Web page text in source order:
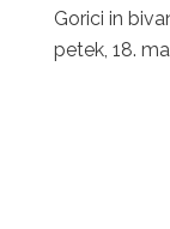
Gorici in
petek, 18.